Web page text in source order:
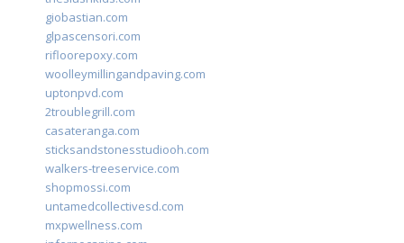
giobastian.com
glpascensori.com
rifloorepoxy.com
woolleymillingandpaving.com
uptonpvd.com
2troublegrill.com
casateranga.com
sticksandstonesstudiooh.com
walkers-treeservice.com
shopmossi.com
untamedcollectivesd.com
mxpwellness.com